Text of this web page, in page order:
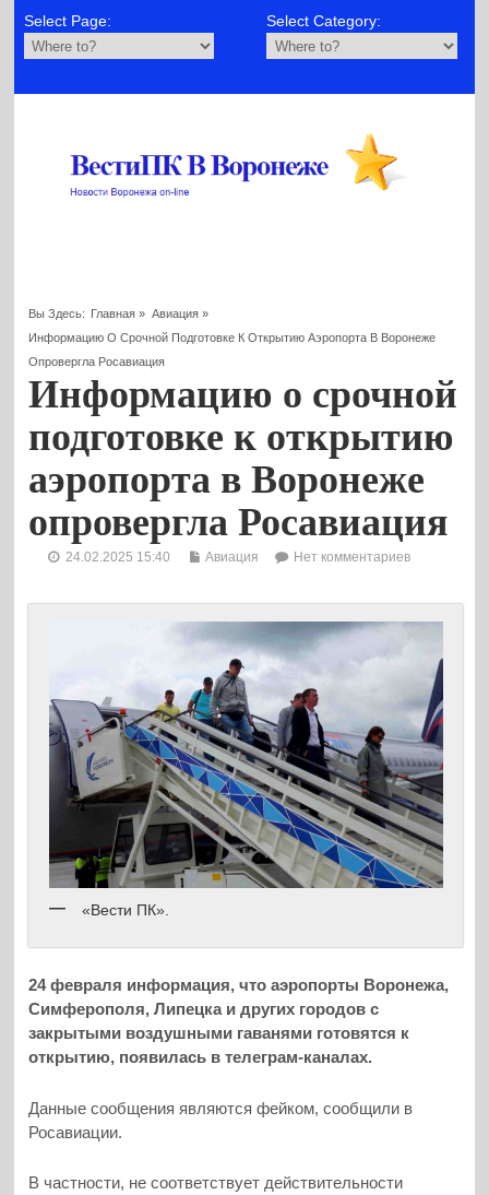
Select Page: Select Category:
Вы Здесь: Главная » Авиация»
Информацию О Срочной Подготовке К Открытию Аэропорта В Воронеже
Опровергла Росавиация
Информацию о срочной
подготовке к открытию
аэропорта в Воронеже
опровергла Росавиация
24.02.2025 15:40 Авиация Нет комментариев
«Вести ПК».
24 февраля информация, что аэропорты Воронежа,
Симферополя, Липецка и других городов с
закрытыми воздушными гаванями готовятся к
открытию, появилась в телеграм-каналах.
Данные сообщения являются фейком, сообщили в
Росавиации.
В частности, не соответствует действительности